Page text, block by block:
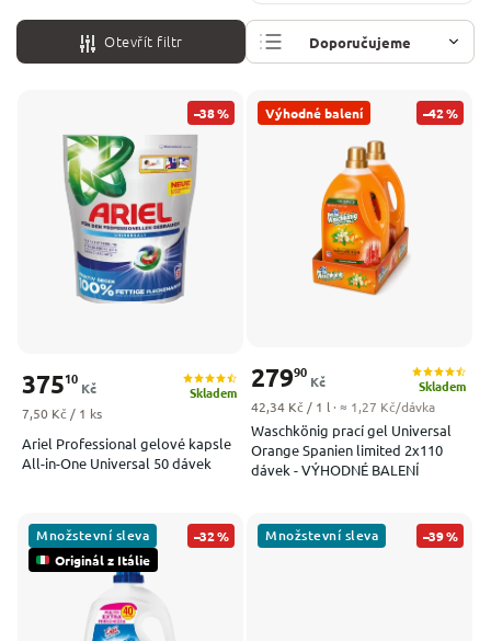
Doporučujeme
Nejprodávanější
Abecedně
Otevřít filtr
–38 %
Ariel Professional gelové kapsle
All-in-One Universal 50 dávek
Skladem
37510
Kč
Měrná cena:
7,50 Kč / 1 ks
Výhodné balení –42 %
Waschkönig prací gel Universal
Orange Spanien limited 2x110
dávek - VÝHODNÉ BALENÍ
Skladem
27990
Kč
Měrná cena:
42,34 Kč / 1 l · ≈ 1,27 Kč/dávka
Originál z Itálie
Množstevní sleva –32 % Množstevní sleva –39 %